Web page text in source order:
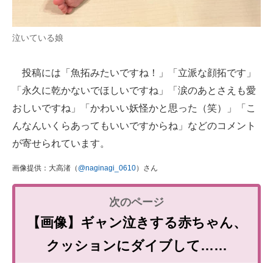
泣いている娘
投稿には「魚拓みたいですね！」「立派な顔拓です」
「永久に乾かないでほしいですね」「涙のあとさえも愛
おしいですね」「かわいい妖怪かと思った（笑）」「こ
んなんいくらあってもいいですからね」などのコメント
が寄せられています。
画像提供：大高渚（ @naginagi_0610）さん
【画像】ギャン泣きする赤ちゃん、
クッションにダイブして……